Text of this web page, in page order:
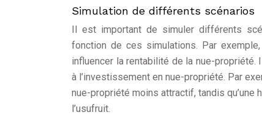
Simulation de différents scénarios
Il est important de simuler différents
fonction de ces simulations. Par
influencer la rentabilité de la nue-
à l’investissement en nue-propriété. Par
nue-propriété moins attractif, tandis qu’une
l’usufruit.